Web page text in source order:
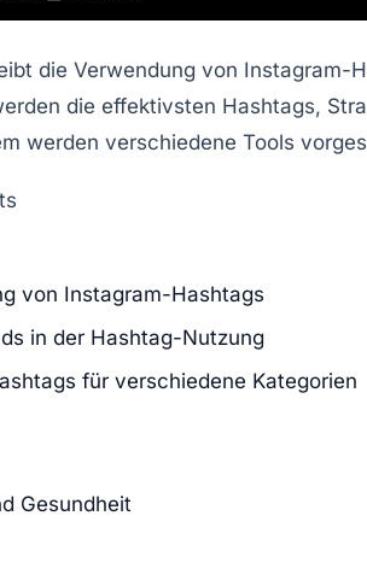
die Verwendung von Instagram-
die effektivsten Hashtags,
werden verschiedene Tools
von Instagram-Hashtags
in der Hashtag-Nutzung
für verschiedene Kategorien
Gesundheit